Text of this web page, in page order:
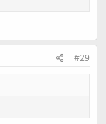
#29